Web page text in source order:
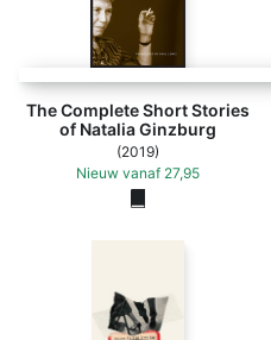
The Complete Short Stories
of Natalia Ginzburg
(2019)
Nieuw vanaf 27,95